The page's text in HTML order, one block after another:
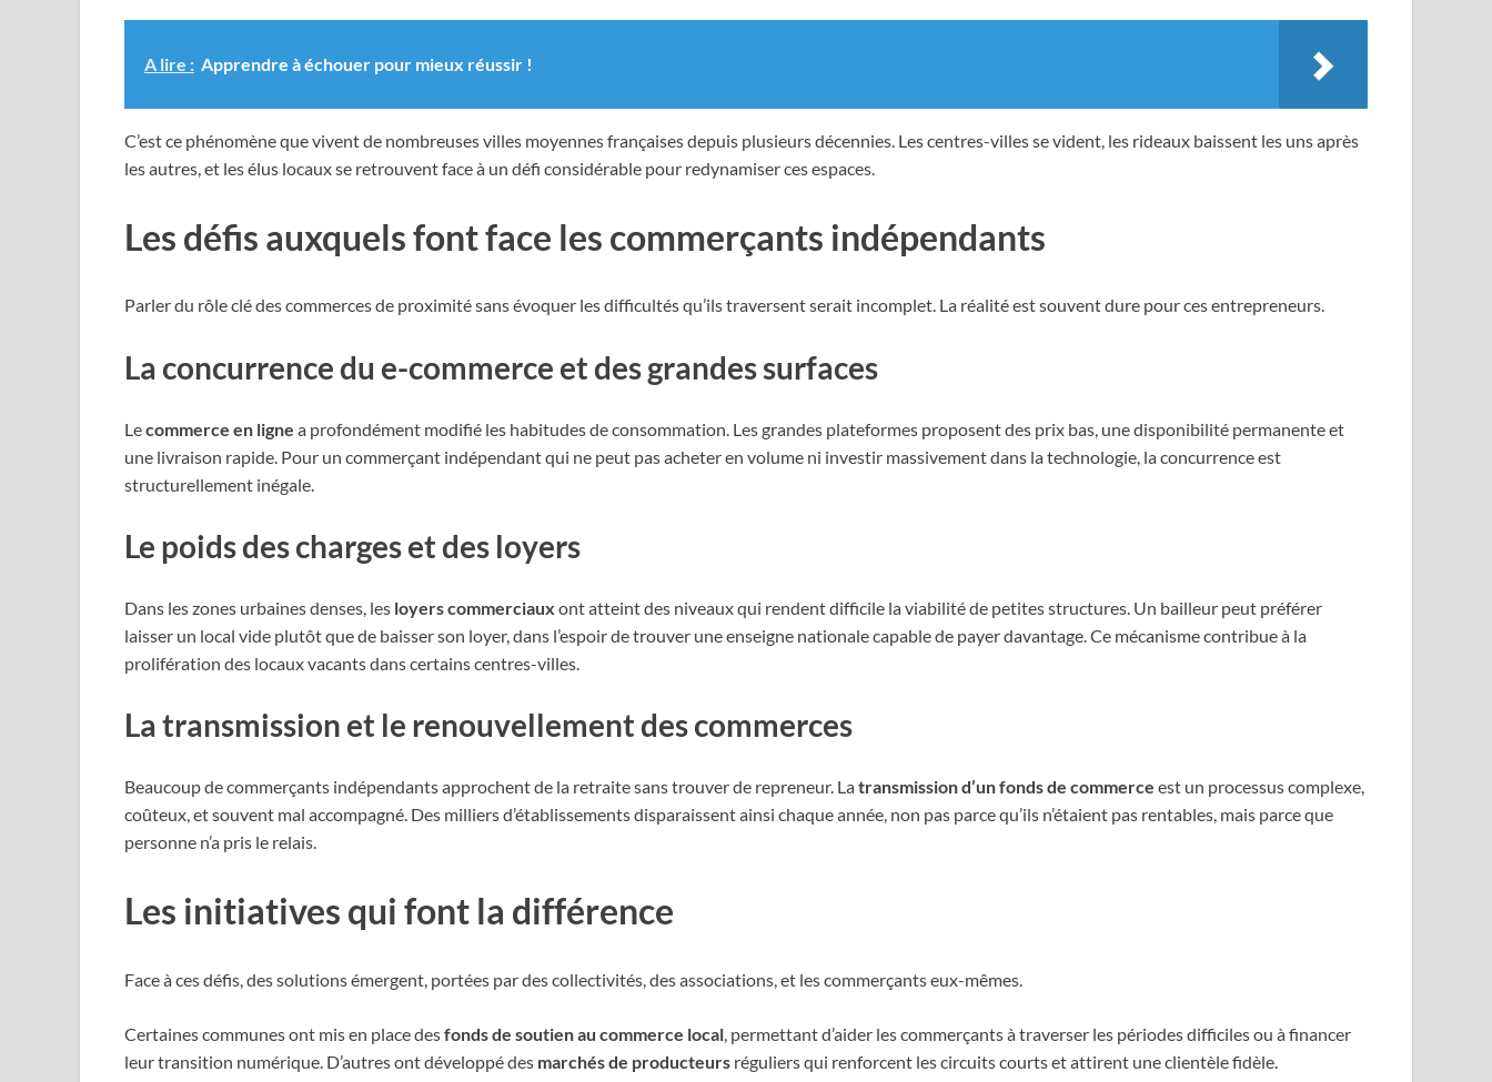
A lire : Apprendre à échouer pour mieux réussir !
C’est ce phénomène que vivent de nombreuses villes moyennes françaises depuis plusieurs décennies. Les centres-villes se vident, les rideaux baissent les uns après
les autres, et les élus locaux se retrouvent face à un défi considérable pour redynamiser ces espaces.
Les défis auxquels font face les commerçants indépendants
Parler du rôle clé des commerces de proximité sans évoquer les difficultés qu’ils traversent serait incomplet. La réalité est souvent dure pour ces entrepreneurs.
La concurrence du e-commerce et des grandes surfaces
Lecommerce en ligne a profondément modifié les habitudes de consommation. Les grandes plateformes proposent des prix bas, une disponibilité permanente et
une livraison rapide. Pour un commerçant indépendant qui ne peut pas acheter en volume ni investir massivement dans la technologie, la concurrence est
structurellement inégale.
Le poids des charges et des loyers
Dans les zones urbaines denses, les loyers commerciaux ont atteint des niveaux qui rendent difficile la viabilité de petites structures. Un bailleur peut préférer
laisser un local vide plutôt que de baisser son loyer, dans l’espoir de trouver une enseigne nationale capable de payer davantage. Ce mécanisme contribue à la
prolifération des locaux vacants dans certains centres-villes.
La transmission et le renouvellement des commerces
Beaucoup de commerçants indépendants approchent de la retraite sans trouver de repreneur. Latransmission d’un fonds de commerce est un processus complexe,
coûteux, et souvent mal accompagné. Des milliers d’établissements disparaissent ainsi chaque année, non pas parce qu’ils n’étaient pas rentables, mais parce que
personne n’a pris le relais.
Les initiatives qui font la différence
Face à ces défis, des solutions émergent, portées par des collectivités, des associations, et les commerçants eux-mêmes.
Certaines communes ont mis en place desfonds de soutien au commerce local, permettant d’aider les commerçants à traverser les périodes difficiles ou à financer
leur transition numérique. D’autres ont développé des marchés de producteurs réguliers qui renforcent les circuits courts et attirent une clientèle fidèle.